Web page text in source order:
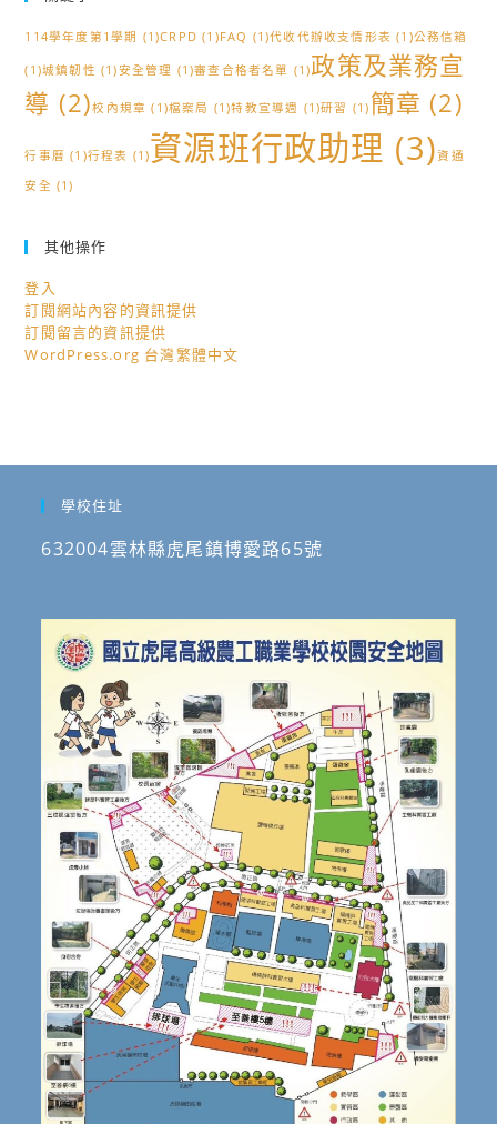
114學年度第1學期 (1)CRPD (1)FAQ (1)代收代辦收支情形表 (1)公務信箱
(1)城鎮韌性 (1)安全管理 (1)審查合格者名單 (1)政策及業務宣
導 (2)校內規章 (1)檔案局 (1)特教宣導週 (1)研習 (1) 簡章 (2)
行事曆 (1)行程表 (1)資源班行政助理 (3)資通
安全 (1)
其他操作
登入
訂閱網站內容的資訊提供
訂閱留言的資訊提供
WordPress.org 台灣繁體中文
學校住址
632004雲林縣虎尾鎮博愛路65號